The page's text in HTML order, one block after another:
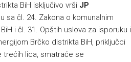
BiH isključivo vrši JP
sa čl. 24. Zakona o komunalnim
i čl. 31. Opštih uslova za isporuku i
Brčko distrikta BiH, priključci
trećih lica, smatraće se